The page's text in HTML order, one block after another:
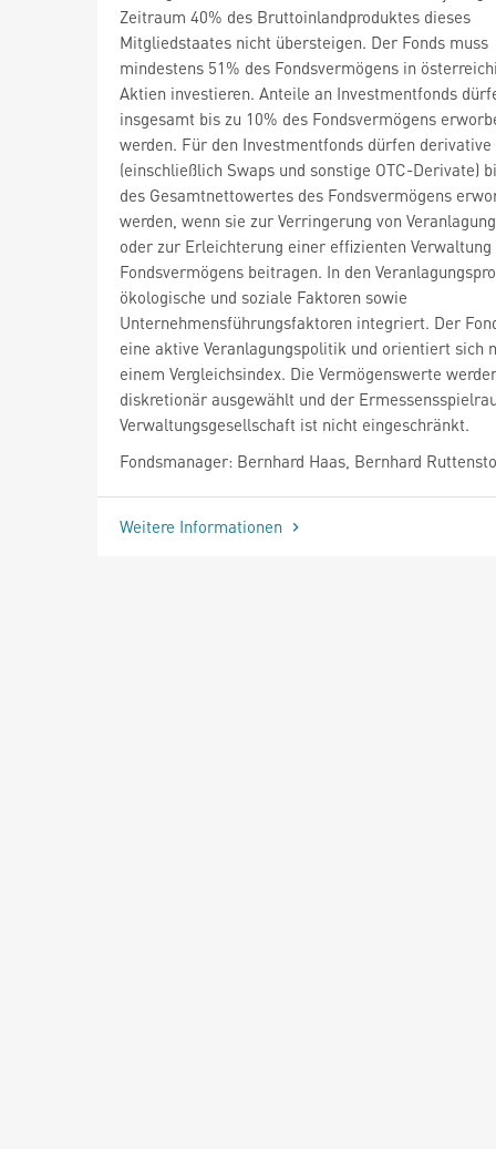
Zeitraum 40% des Bruttoinlandproduktes dieses
Mitgliedstaates nicht übersteigen. Der Fonds muss
mindestens 51% des Fondsvermögens in
Aktien investieren. Anteile an Investmentfonds
insgesamt bis zu 10% des Fondsvermögens
werden. Für den Investmentfonds dürfen derivative
(einschließlich Swaps und sonstige OTC-Derivate)
des Gesamtnettowertes des Fondsvermögens
werden, wenn sie zur Verringerung von
oder zur Erleichterung einer effizienten Verwaltung
Fondsvermögens beitragen. In den
ökologische und soziale Faktoren sowie
Unternehmensführungsfaktoren integriert. Der
eine aktive Veranlagungspolitik und orientiert sich
einem Vergleichsindex. Die Vermögenswerte
diskretionär ausgewählt und der
Verwaltungsgesellschaft ist nicht eingeschränkt.
Fondsmanager: Bernhard Haas, Bernhard
Weitere Informationen